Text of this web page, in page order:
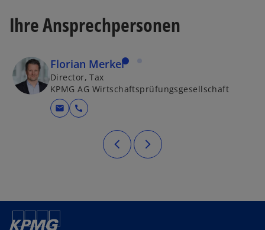
Ihre Ansprechpersonen
Florian Merkel
Director, Tax
KPMG AG Wirtschaftsprüfungsgesellschaft
mail call